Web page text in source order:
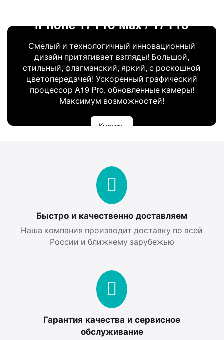
iPhone 17 Pro Max / 17 Pro
Смелый и технологичный инновационный
дизайн притягивает взгляды! Большой,
стильный, флагманский, яркий, с роскошной
цветопередачей! Ускоренный графический
процессор A19 Pro, обновленные камеры!
Максимум возможностей!
Купить
Быстро и качественно доставляем
Наша компания производит доставку по всей
России и ближнему зарубежью
Гарантия качества и сервисное
обслуживание